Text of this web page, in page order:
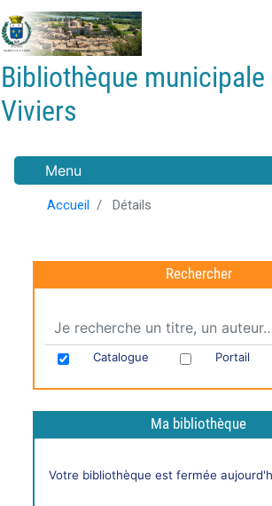
principal
Bibliothèque municipale
Viviers
Menu
Accueil Détails
Rechercher
Catalogue Portail
Ma bibliothèque
liveVotre bibliothèque est fermée